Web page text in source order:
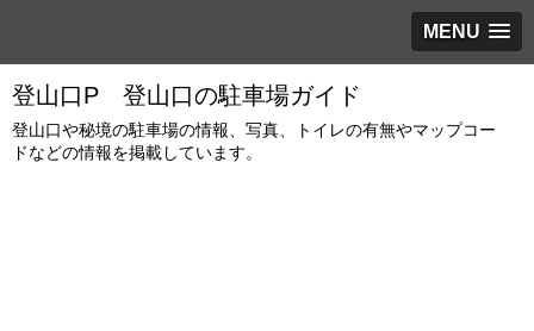
MENU
登山口P 登山口の駐車場ガイド
登山口や秘境の駐車場の情報、写真、トイレの有無やマップコー
ドなどの情報を掲載しています。